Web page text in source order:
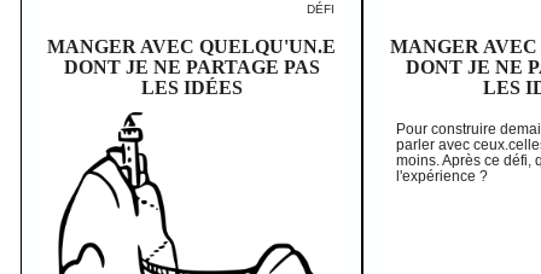
DÉFI
MANGER AVEC QUELQU'UN.E
DONT JE NE PARTAGE PAS
LES IDÉES
MANGER
DONT JE NE
LES
Pour construire
parler avec
moins. Après ce défi,
l'expérience ?